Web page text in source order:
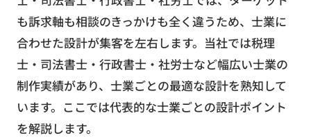
も訴求軸も相談のきっかけも全く違うため、士業に
合わせた設計が集客を左右します。当社では税理
士・司法書士・行政書士・社労士など幅広い士業の
制作実績があり、士業ごとの最適な設計を熟知して
います。ここでは代表的な士業ごとの設計ポイント
を解説します。